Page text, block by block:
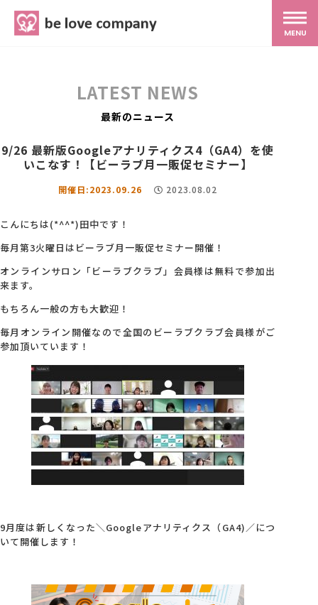
MENU
SNS広報
スタッフ紹介
会社概要
アクセス
採用情報
お問い合わせ
LATEST NEWS
最新のニュース
9/26 最新版Googleアナリティクス4（GA4）を使
いこなす！【ビーラブ月一販促セミナー】
開催日:2023.09.26 2023.08.02
こんにちは(*^^*)田中です！
毎月第3火曜日はビーラブ月一販促セミナー開催！
オンラインサロン「ビーラブクラブ」会員様は無料で参加出
来ます。
もちろん一般の方も大歓迎！
毎月オンライン開催なので全国のビーラブクラブ会員様がご
参加頂いています！
9月度は新しくなった＼Googleアナリティクス（GA4)／につ
いて開催します！